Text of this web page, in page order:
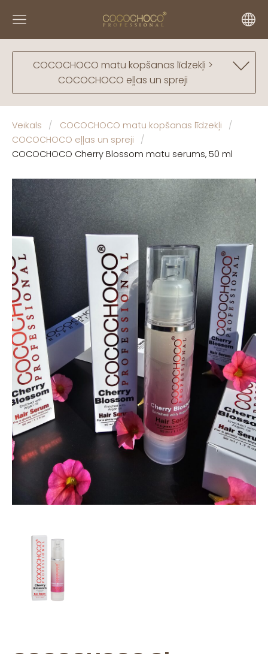
COCOCHOCO matu kopšanas līdzekļi >
COCOCHOCO eļļas un spreji
Veikals
COCOCHOCO matu kopšanas līdzekļi
COCOCHOCO eļļas un spreji
COCOCHOCO Cherry Blossom matu serums, 50 ml